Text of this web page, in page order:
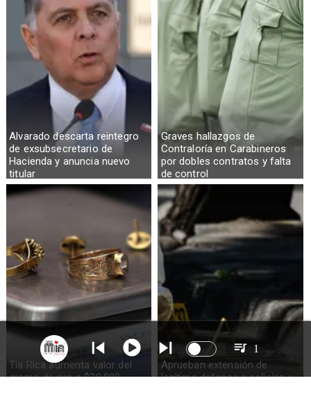
Alvarado descarta reintegro
de exsubsecretario de
Hacienda y anuncia nuevo
titular
Graves hallazgos de
Contraloría en Carabineros
por dobles contratos y falta
de control
Tía Rica aumenta valor del
gramo de oro a $30.000
Aprueban extensión de
legítima defensa a policías y
1